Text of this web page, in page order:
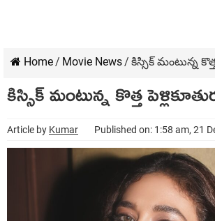
Home/ Movie News/ కిస్సిక్ మంటున్న
కిస్సిక్ మంటున్న కొత్త
Article by Kumar Published on: 1:58 am, 21